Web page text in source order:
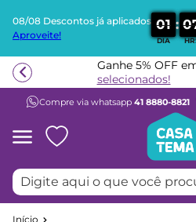
08/08 Descontos já aplicados
Aproveite!
01
DIA
: 0
Ganhe 5% OFF
selecionados!
Compre via whatsapp 41 8880-8821
Digite aqui o que você procura
1º
guarda roupa
3º
bicama
º
escrivaninha
6º
petit